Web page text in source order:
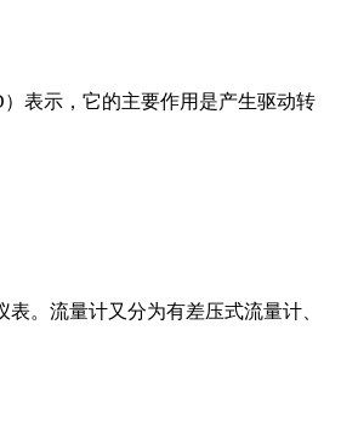
表示，它的主要作用是产生驱动转
。流量计又分为有差压式流量计、